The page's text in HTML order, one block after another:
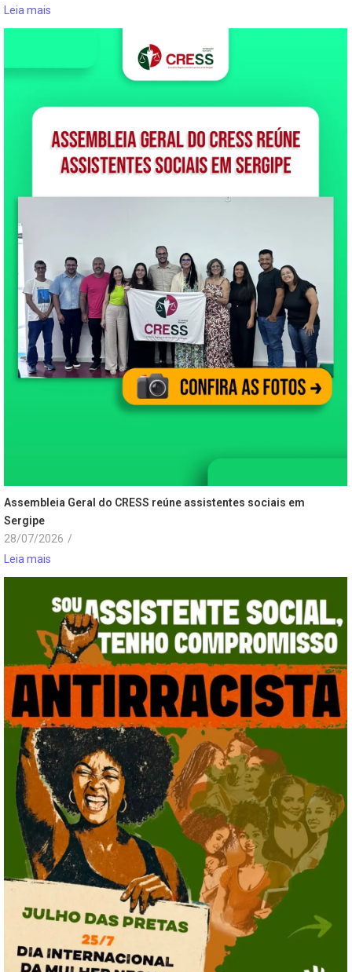
Leia mais
Assembleia Geral do CRESS reúne assistentes sociais em
Sergipe
28/07/2026 /
Leia mais